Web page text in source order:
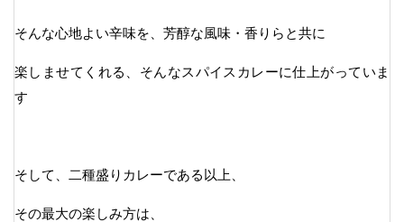
そんな心地よい辛味を、芳醇な風味・香りらと共に
楽しませてくれる、そんなスパイスカレーに仕上がっていま
す
そして、二種盛りカレーである以上、
その最大の楽しみ方は、